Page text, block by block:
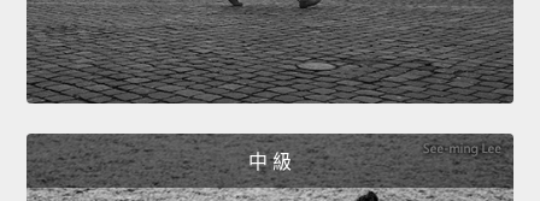
中 級